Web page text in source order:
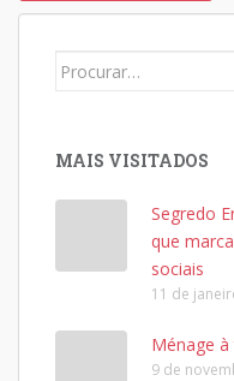
Search
MAIS VISITADOS
Segredo
que
sociais
11 de
Ménage
9 de